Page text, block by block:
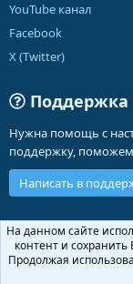
YouTube канал
Facebook
X (Twitter)
Поддержка
Нужна помощь с
поддержку, поможем
Написать в
Russian (RU)
Обратная связь
Политика
На данном сайте
контент и
Продолжая